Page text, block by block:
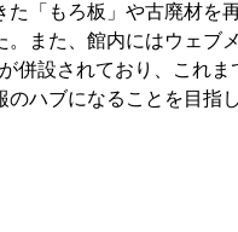
「もろ板」や古廃材を
また、館内にはウェブ
併設されており、これま
ハブになることを目指